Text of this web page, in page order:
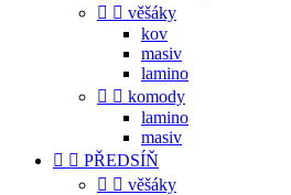
  věšáky
kov
masiv
lamino
  komody
lamino
masiv
  PŘEDSÍŇ
  věšáky